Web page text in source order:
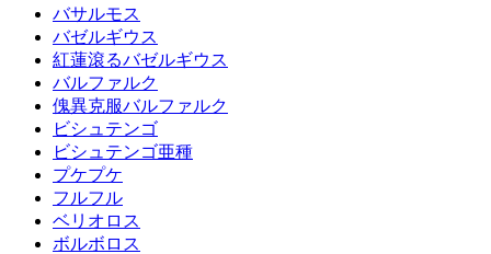
バサルモス
バゼルギウス
紅蓮滾るバゼルギウス
バルファルク
傀異克服バルファルク
ビシュテンゴ
ビシュテンゴ亜種
プケプケ
フルフル
ベリオロス
ボルボロス